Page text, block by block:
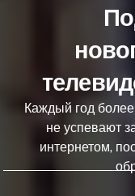
Каждый год
не успевают
интернетом,